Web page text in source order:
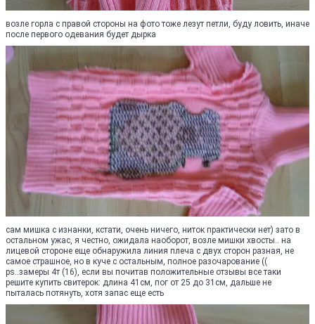
возле горла с правой стороны на фото тоже лезут петли, буду ловить, иначе
после первого одевания будет дырка
сам мишка с изнанки, кстати, очень ничего, ниток практически нет) зато в
остальном ужас, я честно, ожидала наоборот, возле мишки хвосты.. на
лицевой стороне еще обнаружила линия плеча с двух сторон разная, не
самое страшное, но в куче с остальным, полное разочарование ((
ps..замеры 4т (16), если вы почитав положительные отзывы все таки
решите купить свитерок: длина 41см, пог от 25 до 31см, дальше не
пыталась потянуть, хотя запас еще есть